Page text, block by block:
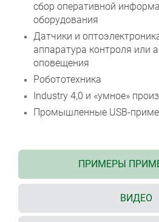
сбор оперативной
оборудования
Датчики и
аппаратура контроля или
оповещения
Робототехника
Industry 4,0 и «умное»
Промышленные USB-
ПРИМЕРЫ
ВИДЕО